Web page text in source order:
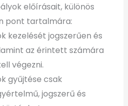
előírásait, különös
pont tartalmára:
kezelését jogszerűen és
az érintett számára
végezni.
gyűjtése csak
jogszerű és